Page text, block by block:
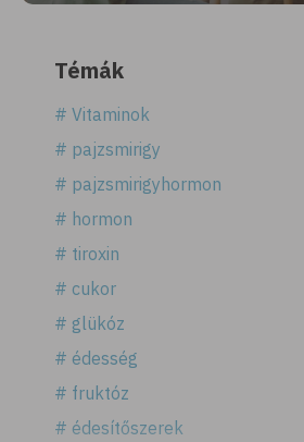
Témák
# Vitaminok
# pajzsmirigy
# pajzsmirigyhormon
# hormon
# tiroxin
# cukor
# glükóz
# édesség
# fruktóz
# édesítőszerek